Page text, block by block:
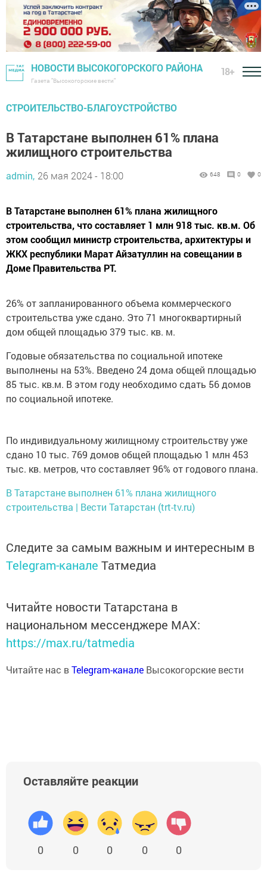
НОВОСТИ ВЫСОКОГОРСКОГО РАЙОНА
Газета "Высокогорские вести"
18+
СТРОИТЕЛЬСТВО-БЛАГОУСТРОЙСТВО
В Татарстане выполнен 61% плана
жилищного строительства
admin, 26 мая 2024 - 18:00 648 0 0
В Татарстане выполнен 61% плана жилищного
строительства, что составляет 1 млн 918 тыс. кв.м. Об
этом сообщил министр строительства, архитектуры и
ЖКХ республики Марат Айзатуллин на совещании в
Доме Правительства РТ.
26% от запланированного объема коммерческого
строительства уже сдано. Это 71 многоквартирный
дом общей площадью 379 тыс. кв. м.
Годовые обязательства по социальной ипотеке
выполнены на 53%. Введено 24 дома общей площадью
85 тыс. кв.м. В этом году необходимо сдать 56 домов
по социальной ипотеке.
По индивидуальному жилищному строительству уже
сдано 10 тыс. 769 домов общей площадью 1 млн 453
тыс. кв. метров, что составляет 96% от годового плана.
В Татарстане выполнен 61% плана жилищного
строительства | Вести Татарстан (trt-tv.ru)
Следите за самым важным и интересным в
Telegram-канале Татмедиа
Читайте новости Татарстана в
национальном мессенджере MАХ:
https://max.ru/tatmedia
Читайте нас вTelegram-канале Высокогорские вести
Оставляйте реакции
0 0 0 0 0